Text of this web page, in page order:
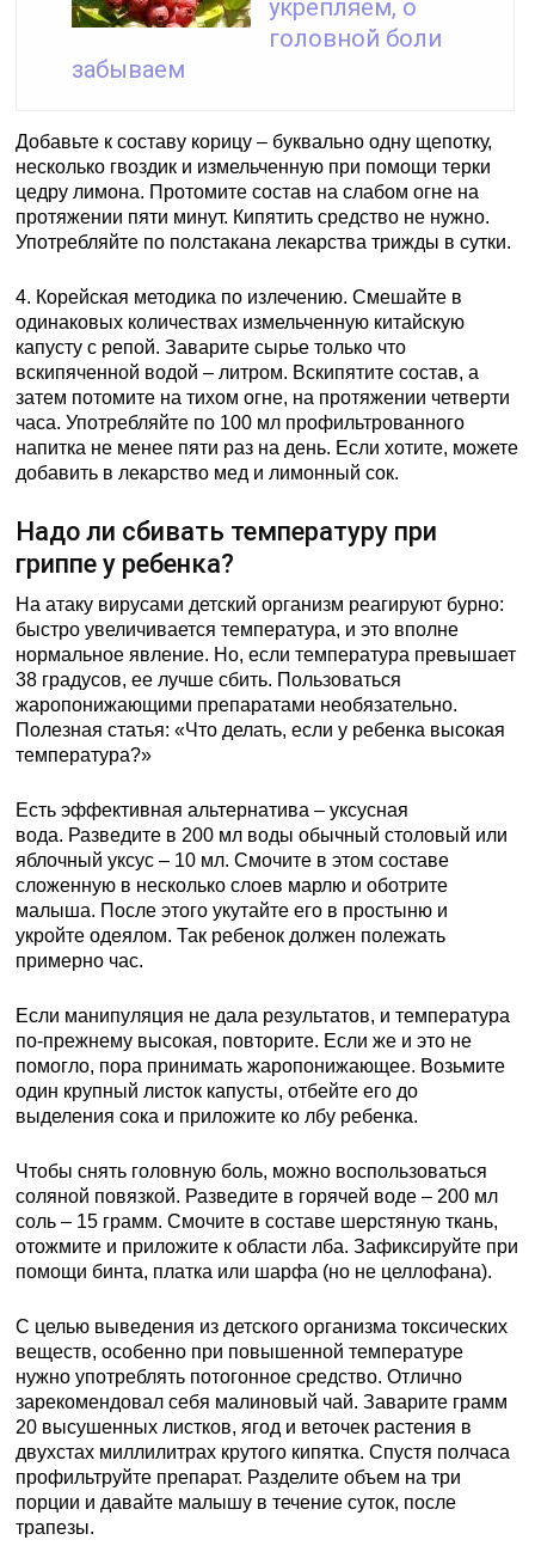
укрепляем, о
головной боли
забываем
Добавьте к составу корицу – буквально одну щепотку,
несколько гвоздик и измельченную при помощи терки
цедру лимона. Протомите состав на слабом огне на
протяжении пяти минут. Кипятить средство не нужно.
Употребляйте по полстакана лекарства трижды в сутки.
4. Корейская методика по излечению. Смешайте в
одинаковых количествах измельченную китайскую
капусту с репой. Заварите сырье только что
вскипяченной водой – литром. Вскипятите состав, а
затем потомите на тихом огне, на протяжении четверти
часа. Употребляйте по 100 мл профильтрованного
напитка не менее пяти раз на день. Если хотите, можете
добавить в лекарство мед и лимонный сок.
Надо ли сбивать температуру при
гриппе у ребенка?
На атаку вирусами детский организм реагируют бурно:
быстро увеличивается температура, и это вполне
нормальное явление. Но, если температура превышает
38 градусов, ее лучше сбить. Пользоваться
жаропонижающими препаратами необязательно.
Полезная статья: «Что делать, если у ребенка высокая
температура?»
Есть эффективная альтернатива – уксусная
вода. Разведите в 200 мл воды обычный столовый или
яблочный уксус – 10 мл. Смочите в этом составе
сложенную в несколько слоев марлю и оботрите
малыша. После этого укутайте его в простыню и
укройте одеялом. Так ребенок должен полежать
примерно час.
Если манипуляция не дала результатов, и температура
по-прежнему высокая, повторите. Если же и это не
помогло, пора принимать жаропонижающее. Возьмите
один крупный листок капусты, отбейте его до
выделения сока и приложите ко лбу ребенка.
Чтобы снять головную боль, можно воспользоваться
соляной повязкой. Разведите в горячей воде – 200 мл
соль – 15 грамм. Смочите в составе шерстяную ткань,
отожмите и приложите к области лба. Зафиксируйте при
помощи бинта, платка или шарфа (но не целлофана).
С целью выведения из детского организма токсических
веществ, особенно при повышенной температуре
нужно употреблять потогонное средство. Отлично
зарекомендовал себя малиновый чай. Заварите грамм
20 высушенных листков, ягод и веточек растения в
двухстах миллилитрах крутого кипятка. Спустя полчаса
профильтруйте препарат. Разделите объем на три
порции и давайте малышу в течение суток, после
трапезы.